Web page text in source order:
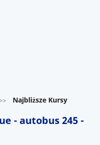
>> Najbliższe Kursy
- autobus 245 -